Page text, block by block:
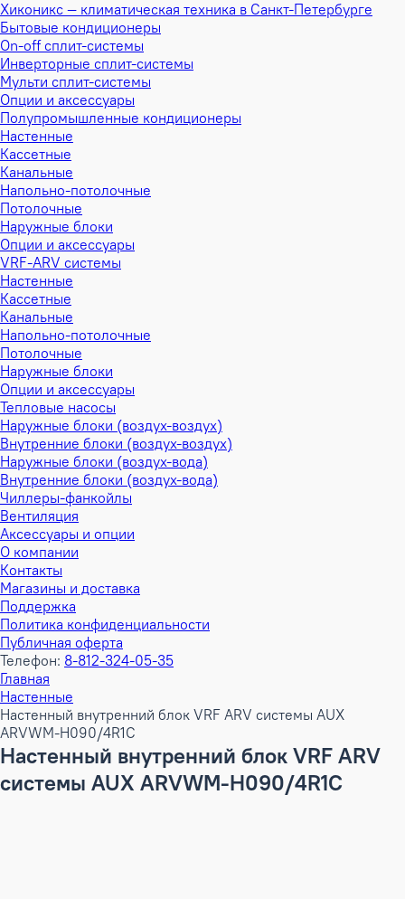
Хиконикс — климатическая техника в Санкт-Петербурге
Бытовые кондиционеры
On-off сплит-системы
Инверторные сплит-системы
Мульти сплит-системы
Опции и аксессуары
Полупромышленные кондиционеры
Настенные
Кассетные
Канальные
Напольно-потолочные
Потолочные
Наружные блоки
Опции и аксессуары
VRF-ARV системы
Настенные
Кассетные
Канальные
Напольно-потолочные
Потолочные
Наружные блоки
Опции и аксессуары
Тепловые насосы
Наружные блоки (воздух-воздух)
Внутренние блоки (воздух-воздух)
Наружные блоки (воздух-вода)
Внутренние блоки (воздух-вода)
Чиллеры-фанкойлы
Вентиляция
Аксессуары и опции
О компании
Контакты
Магазины и доставка
Поддержка
Политика конфиденциальности
Публичная оферта
Телефон: 8-812-324-05-35
Главная
Настенные
Настенный внутренний блок VRF ARV системы AUX
ARVWM-H090/4R1C
Настенный внутренний блок VRF ARV
системы AUX ARVWM-H090/4R1C